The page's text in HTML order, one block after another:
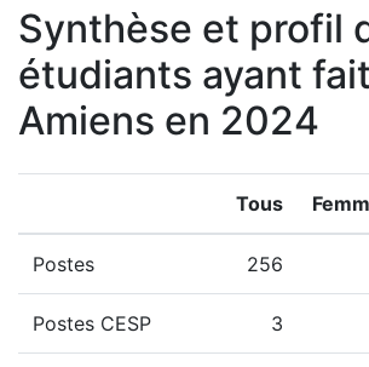
Synthèse et profil
étudiants ayant
Amiens en 2024
Tous
Postes 256
Postes CESP 3